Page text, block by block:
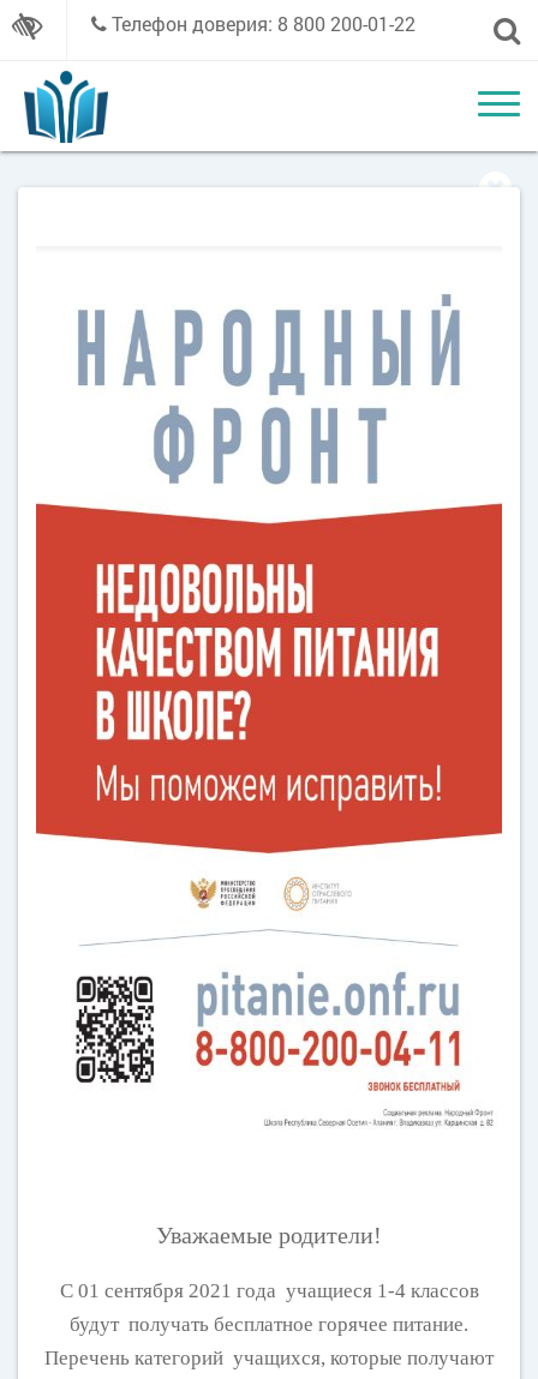
Телефон доверия: 8 800 200-01-22
Уважаемые родители!
С 01 сентября 2021 года учащиеся 1-4 классов
будут получать бесплатное горячее питание.
Перечень категорий учащихся, которые получают